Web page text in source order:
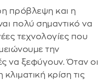
πρόβλεψη και η
πολύ σημαντικό να
τεχνολογίες που
την
να ξεφύγουν. Όταν οι
κρίση τις